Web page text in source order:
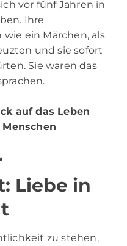
vor fünf Jahren in
Ihre
ein Märchen, als
und sie sofort
Sie waren das
auf das Leben
Liebe in
zu stehen,